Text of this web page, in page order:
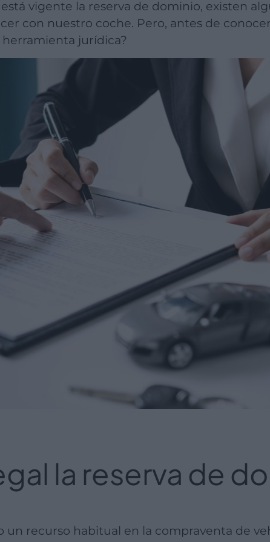
con nuestro coche. Pero, antes de
herramienta jurídica?
la reserva de
un recurso habitual en la compraventa de